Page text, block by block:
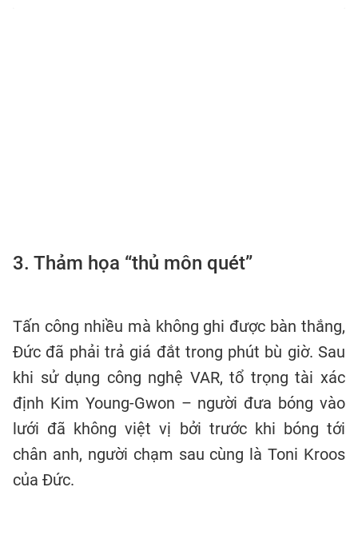
3. Thảm họa “thủ môn quét”
Tấn công nhiều mà không ghi được bàn thắng,
Đức đã phải trả giá đắt trong phút bù giờ. Sau
khi sử dụng công nghệ VAR, tổ trọng tài xác
định Kim Young-Gwon – người đưa bóng vào
lưới đã không việt vị bởi trước khi bóng tới
chân anh, người chạm sau cùng là Toni Kroos
của Đức.